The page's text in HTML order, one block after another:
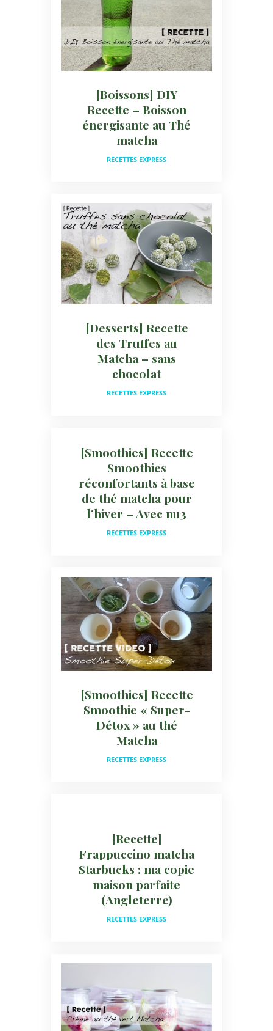
[Boissons] DIY
Recette – Boisson
énergisante au Thé
matcha
RECETTES EXPRESS
[Desserts] Recette
des Truffes au
Matcha – sans
chocolat
RECETTES EXPRESS
[Smoothies] Recette
Smoothies
réconfortants à base
de thé matcha pour
l’hiver – Avec nu3
RECETTES EXPRESS
[Smoothies] Recette
Smoothie « Super-
Détox » au thé
Matcha
RECETTES EXPRESS
[Recette]
Frappuccino matcha
Starbucks : ma copie
maison parfaite
(Angleterre)
RECETTES EXPRESS